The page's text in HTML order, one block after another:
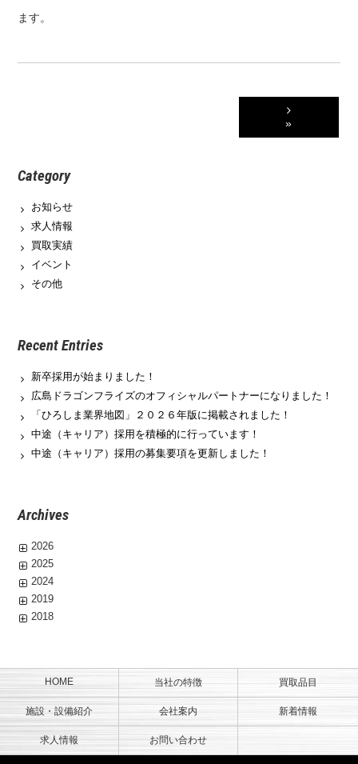
ます。
»
Category
お知らせ
求人情報
買取実績
イベント
その他
Recent Entries
新卒採用が始まりました！
広島ドラゴンフライズのオフィシャルパートナーになりました！
「ひろしま業界地図」２０２６年版に掲載されました！
中途（キャリア）採用を積極的に行っています！
中途（キャリア）採用の募集要項を更新しました！
Archives
2026
2025
2024
2019
2018
HOME 当社の特徴 買取品目
施設・設備紹介 会社案内 新着情報
求人情報 お問い合わせ